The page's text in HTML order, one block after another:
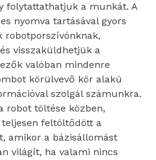
folytattathatjuk a munkát. A
nyomva tartásával gyors
robotporszívónknak,
visszaküldhetjük a
valóban mindenre
körülvevő kör alakú
szolgál számunkra.
robot töltése közben,
feltöltődött a
amikor a bázisállomást
világít, ha valami nincs